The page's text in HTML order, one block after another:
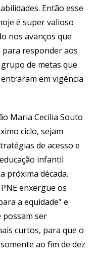
Então esse
é super valioso
nos avanços que
responder aos
de metas que
em vigência
Maria Cecilia Souto
ciclo, sejam
de acesso e
infantil
próxima década.
enxergue os
a equidade” e
ser
curtos, para que o
ao fim de dez